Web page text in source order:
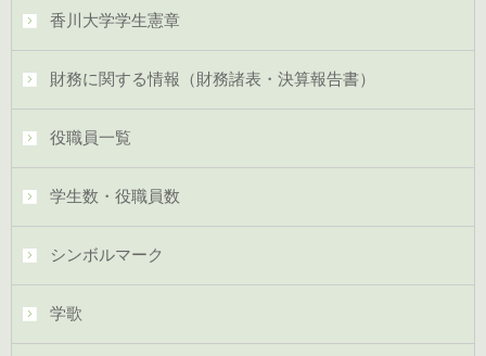
香川大学学生憲章
財務に関する情報（財務諸表・決算報告書）
役職員一覧
学生数・役職員数
シンボルマーク
学歌